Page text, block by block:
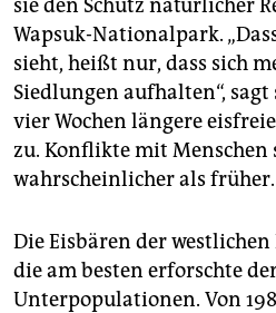
sie den Schutz natürlicher
Wapsuk-Natio­nalpark.
sieht, heißt nur, dass sich
Siedlungen aufhalten“,
vier Wochen längere
zu. Konflikte mit Menschen
wahrscheinlicher als früher.
Die Eisbären der
die am besten erforschte
Unterpopulationen. Von